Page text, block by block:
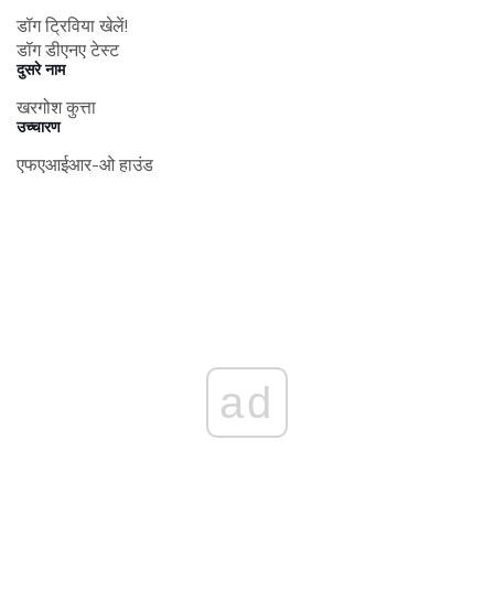
डॉग ट्रिविया खेलें!
डॉग डीएनए टेस्ट
दुसरे नाम
खरगोश कुत्ता
उच्चारण
एफएआईआर-ओ हाउंड
ad